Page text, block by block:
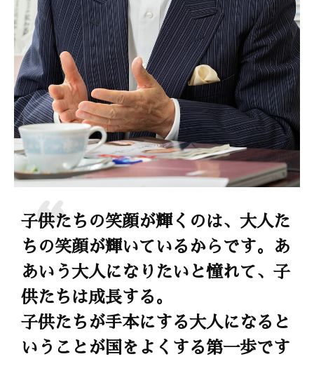
子供たちの笑顔が輝くのは、大人た
ちの笑顔が輝いているからです。あ
あいう大人になりたいと憧れて、子
供たちは成長する。
子供たちが手本にする大人になると
いうことが国をよくする第一歩です